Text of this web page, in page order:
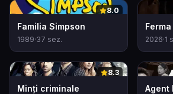
0 8.0
Familia Simpson
1989·37 sez.
0
2026·1
0 8.3
Minți criminale
0
Agent